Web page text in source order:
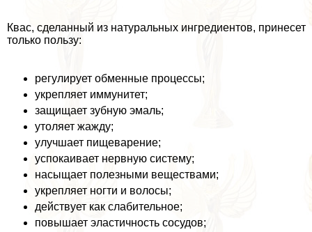
Квас, сделанный из натуральных ингредиентов, принесет
только пользу:
регулирует обменные процессы;
укрепляет иммунитет;
защищает зубную эмаль;
утоляет жажду;
улучшает пищеварение;
успокаивает нервную систему;
насыщает полезными веществами;
укрепляет ногти и волосы;
действует как слабительное;
повышает эластичность сосудов;